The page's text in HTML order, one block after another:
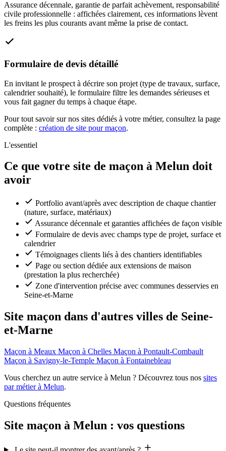
Assurance décennale, garantie de parfait achèvement, responsabilité
civile professionnelle : affichées clairement, ces informations lèvent
les freins les plus courants avant même la prise de contact.
Formulaire de devis détaillé
En invitant le prospect à décrire son projet (type de travaux, surface,
calendrier souhaité), le formulaire filtre les demandes sérieuses et
vous fait gagner du temps à chaque étape.
Pour tout savoir sur nos sites dédiés à votre métier, consultez la page
complète : création de site pour maçon.
L'essentiel
Ce que votre site de maçon à Melun doit
avoir
Portfolio avant/après avec description de chaque chantier
(nature, surface, matériaux)
Assurance décennale et garanties affichées de façon visible
Formulaire de devis avec champs type de projet, surface et
calendrier
Témoignages clients liés à des chantiers identifiables
Page ou section dédiée aux extensions de maison
(prestation la plus recherchée)
Zone d'intervention précise avec communes desservies en
Seine-et-Marne
Site maçon dans d'autres villes de Seine-
et-Marne
Maçon à Meaux Maçon à Chelles Maçon à Pontault-Combault
Maçon à Savigny-le-Temple Maçon à Fontainebleau
Vous cherchez un autre service à Melun ? Découvrez tous nos sites
par métier à Melun.
Questions fréquentes
Site maçon à Melun : vos questions